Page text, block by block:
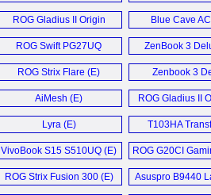
Monitor (E)
Notebook
ROG Gladius II Origin
Mouse (E)
Blue Cave
Router
ROG Swift PG27UQ
Monitor (E)
ZenBook 3
ROG Strix Flare (E)
Zenbook 3
UX490
AiMesh (E) ROG Gladius II
Lyra (E)
T103HA
Mini (D)
VivoBook S15 S510UQ (E) ROG G20CI
ROG Strix Fusion 300 (E) Asuspro B9440